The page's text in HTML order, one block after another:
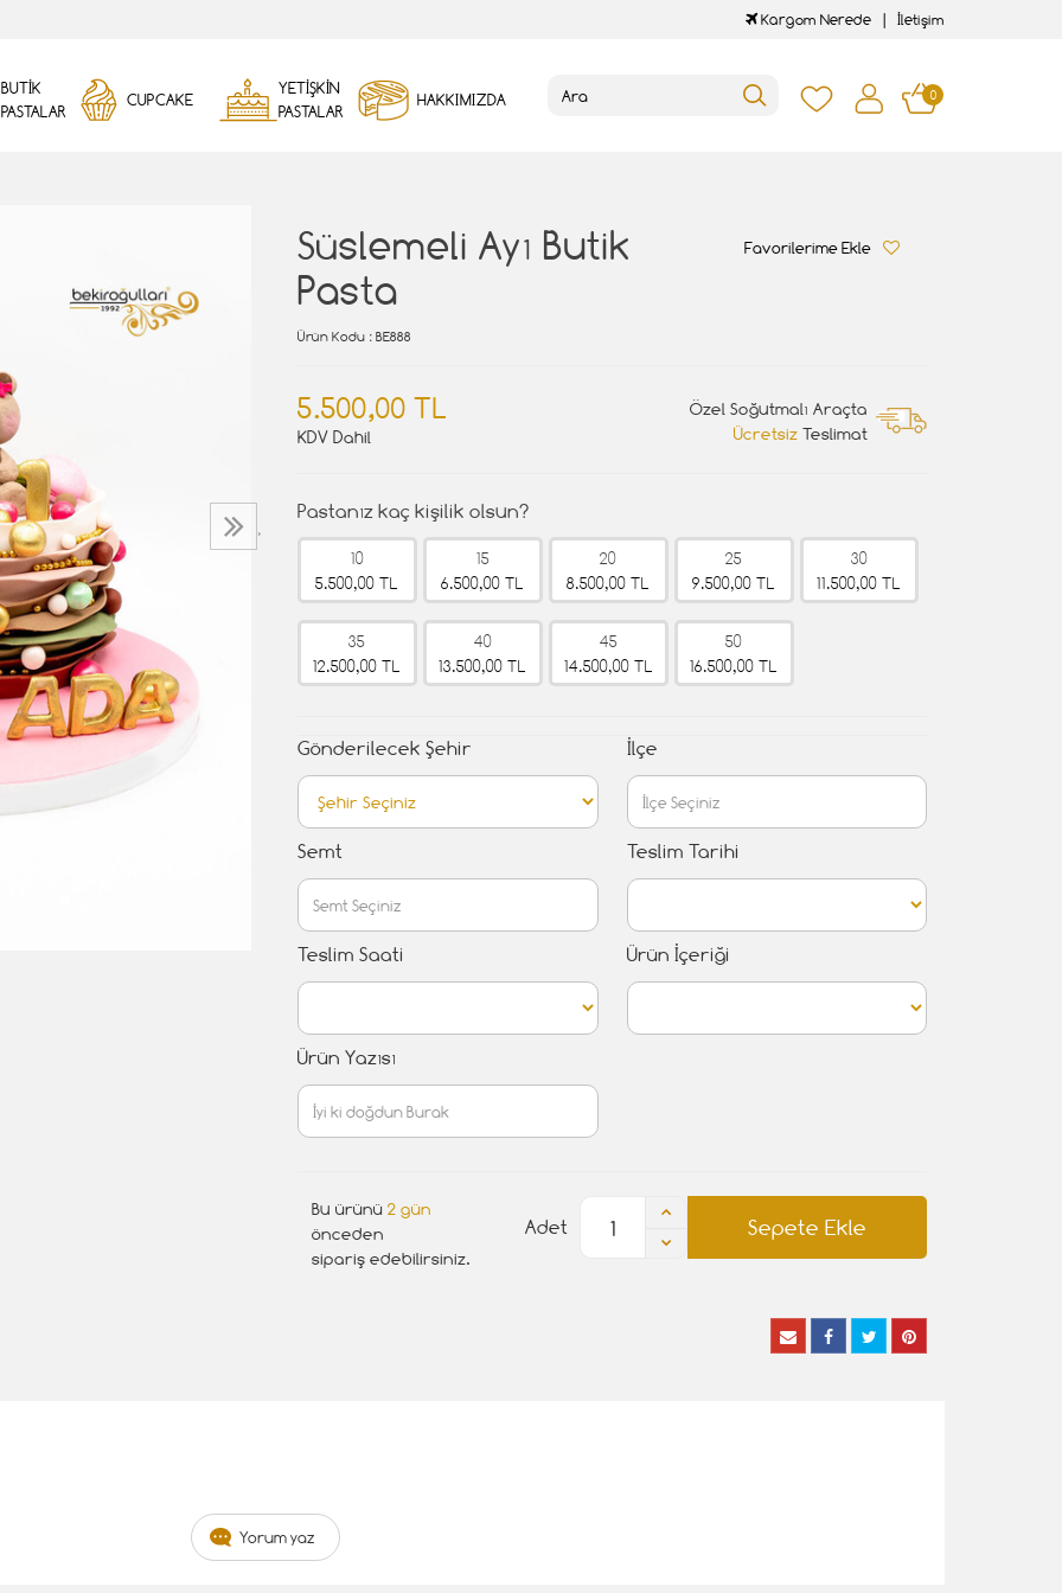
Kargom Nerede İletişim
BUTİK
PASTALAR
CUPCAKE
YETİŞKİN
PASTALAR
HAKKIMIZDA 0
›
Süslemeli Ayı Butik
Pasta
Favorilerime Ekle
Ürün Kodu : BE888
5.500,00 TL
KDV Dahil
Özel Soğutmalı Araçta
Ücretsiz Teslimat
Pastanız kaç kişilik olsun?
10
5.500,00 TL
15
6.500,00 TL
20
8.500,00 TL
25
9.500,00 TL
30
11.500,00 TL
35
12.500,00 TL
40
13.500,00 TL
45
14.500,00 TL
50
16.500,00 TL
Gönderilecek Şehir İlçe
Semt Teslim Tarihi
Teslim Saati Ürün İçeriği
Ürün Yazısı
Bu ürünü 2 gün
önceden
sipariş edebilirsiniz.
Sepete Ekle
Adet
Yorum yaz